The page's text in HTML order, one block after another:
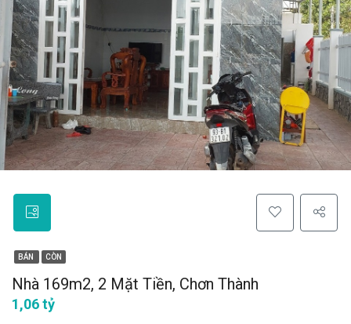
BÁN CÒN
Nhà 169m2, 2 Mặt Tiền, Chơn Thành
1,06 tỷ